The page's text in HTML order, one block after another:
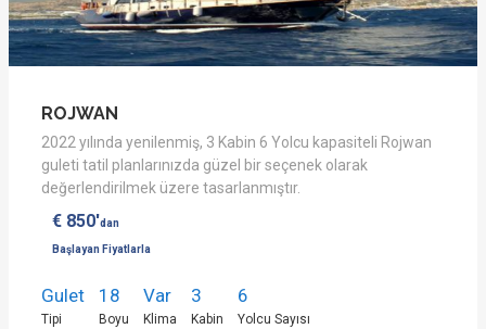
ROJWAN
2022 yılında yenilenmiş, 3 Kabin 6 Yolcu kapasiteli Rojwan
guleti tatil planlarınızda güzel bir seçenek olarak
değerlendirilmek üzere tasarlanmıştır.
€ 850'dan
Başlayan Fiyatlarla
Gulet
Tipi
18
Boyu
Var
Klima
3
Kabin
6
Yolcu Sayısı